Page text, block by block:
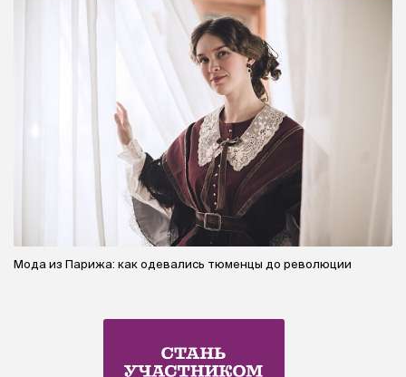
Мода из Парижа: как одевались тюменцы до революции